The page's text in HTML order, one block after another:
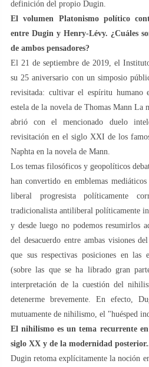
definición del propio Dugin.
El volumen Platonismo político
entre Dugin y Henry-Lévy. ¿Cuáles
de ambos pensadores?
El 21 de septiembre de 2019, el
su 25 aniversario con un simposio
revisitada: cultivar el espíritu humano
estela de la novela de Thomas Mann La
abrió con el mencionado duelo
revisitación en el siglo XXI de los
Naphta en la novela de Mann.
Los temas filosóficos y geopolíticos
han convertido en emblemas
liberal progresista políticamente
tradicionalista antiliberal políticamente
y desde luego no podemos resumirlos
del desacuerdo entre ambas visiones
que sus respectivas posiciones en las
(sobre las que se ha librado gran
interpretación de la cuestión del
detenerme brevemente. En efecto,
mutuamente de nihilismo, el "huésped
El nihilismo es un tema recurrente
siglo XX y de la modernidad
Dugin retoma explícitamente la noción